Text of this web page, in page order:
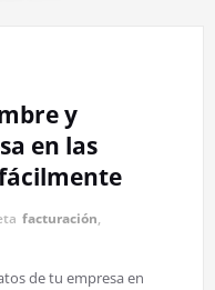
y
en las
facturación,
de tu empresa en